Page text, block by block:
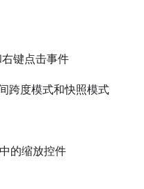
键点击事件
跨度模式和快照模式
的缩放控件